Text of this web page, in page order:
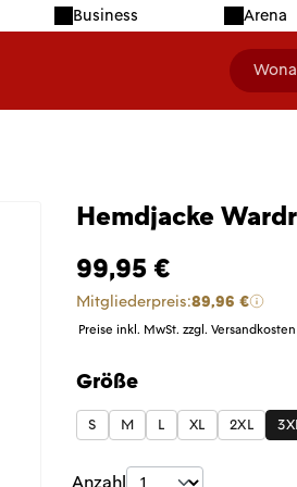
Business Arena
Hemdjacke
99,95 €
Mitgliederpreis:89,96 €
Preise inkl. MwSt. zzgl. Versandkosten
Größe
auswählen
S M L XL 2XL
Anzahl